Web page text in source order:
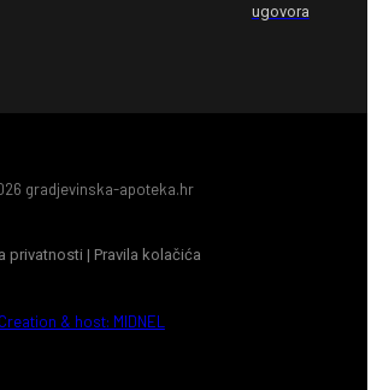
ugovora
gradjevinska-apoteka.hr
privatnosti | Pravila kolačića
Creation & host: MIDNEL